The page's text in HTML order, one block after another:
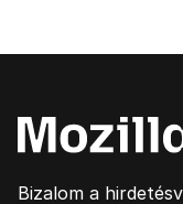
Bizalom a